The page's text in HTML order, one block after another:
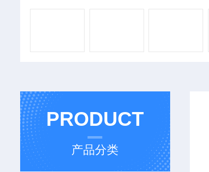
PRODUCT
产品分类